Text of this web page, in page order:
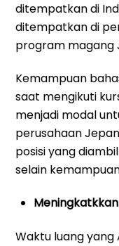
ditempatkan di
ditempatkan di
program magang
Kemampuan
saat mengikuti
menjadi modal
perusahaan
posisi yang
selain
Waktu luang